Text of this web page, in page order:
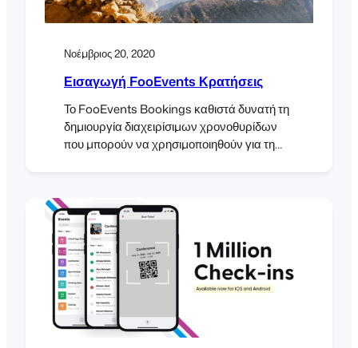
Νοέμβριος 20, 2020
Εισαγωγή FooEvents Κρατήσεις
Το FooEvents Bookings καθιστά δυνατή τη
δημιουργία διαχειρίσιμων χρονοθυρίδων
που μπορούν να χρησιμοποιηθούν για τη